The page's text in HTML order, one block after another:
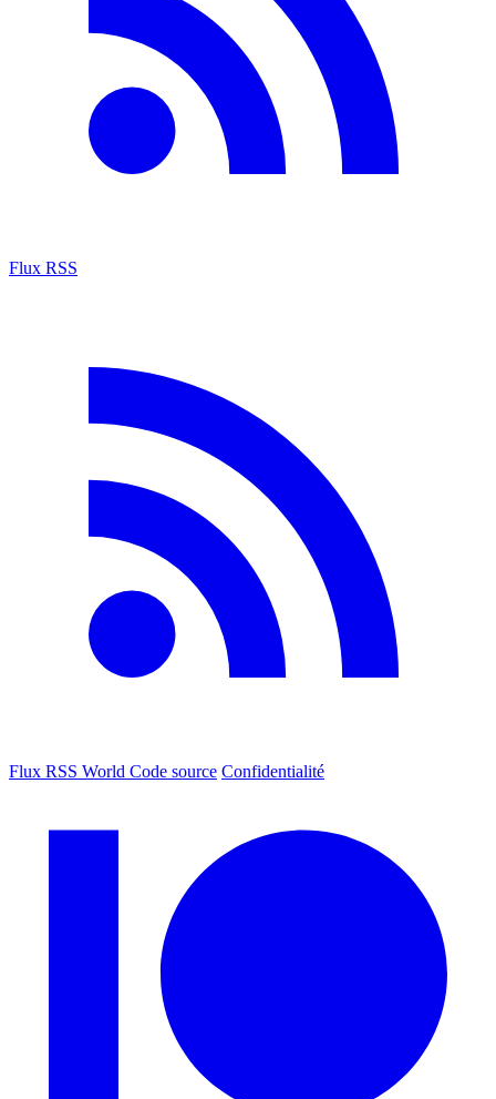
Flux RSS
Flux RSS World Code source Confidentialité